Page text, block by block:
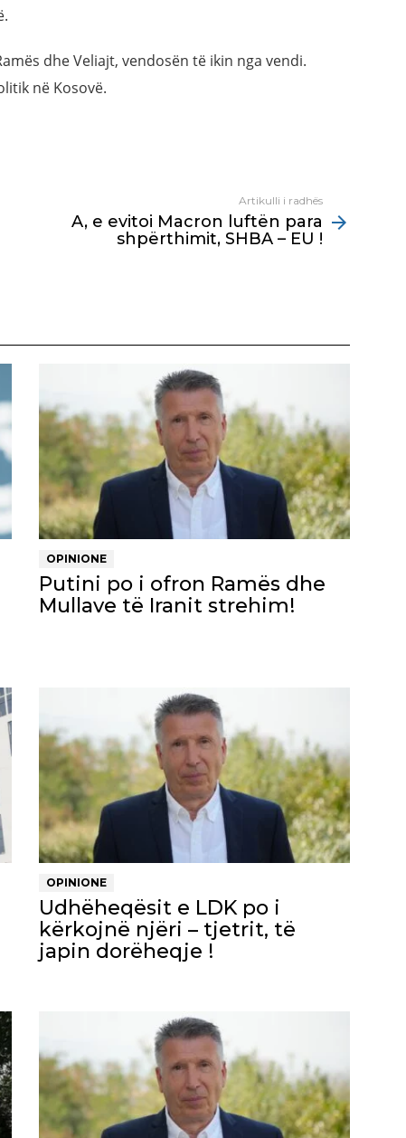
dhe Veliajt, vendosën të ikin nga vendi.
në Kosovë.
Artikulli i radhës
A, e evitoi Macron luftën para
shpërthimit, SHBA – EU !
OPINIONE
Putini po i ofron Ramës dhe
Mullave të Iranit strehim!
OPINIONE
Udhëheqësit e LDK po i
kërkojnë njëri – tjetrit, të
japin dorëheqje !